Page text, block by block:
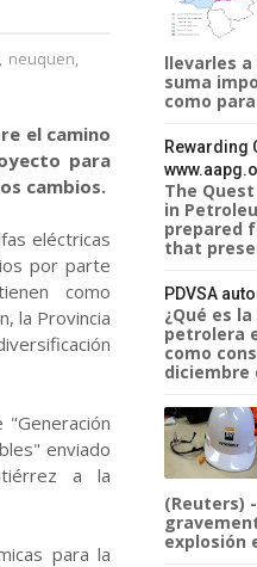
, neuquen,
el camino
para
cambios.
eléctricas
por parte
como
la Provincia
enviado
a la
para la
llevarles
suma
como
Rewarding
The
in
prepared
that
PDVSA
¿Qué es
petrolera
como
diciembre
(Reuters)
explosión